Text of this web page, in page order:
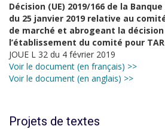
Décision (UE) 2019/166 de la
du 25 janvier 2019 relative au
de marché et abrogeant la décision
l’établissement du comité pour
JOUE L 32 du 4 février 2019
Voir le document (en français) >>
Voir le document (en anglais) >>
Projets de textes